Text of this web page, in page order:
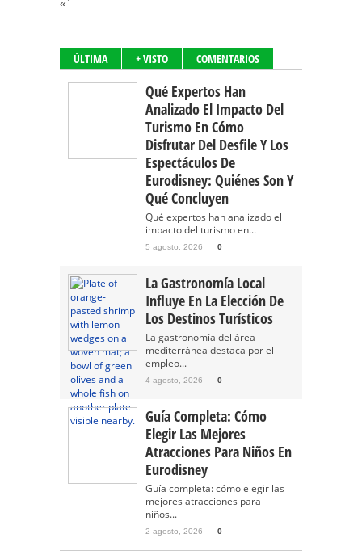
«`
ÚLTIMA + VISTO COMENTARIOS
Qué Expertos Han
Analizado El Impacto Del
Turismo En Cómo
Disfrutar Del Desfile Y Los
Espectáculos De
Eurodisney: Quiénes Son Y
Qué Concluyen
Qué expertos han analizado el
impacto del turismo en...
5 agosto, 2026 0
La Gastronomía Local
Influye En La Elección De
Los Destinos Turísticos
La gastronomía del área
mediterránea destaca por el
empleo...
4 agosto, 2026 0
Guía Completa: Cómo
Elegir Las Mejores
Atracciones Para Niños En
Eurodisney
Guía completa: cómo elegir las
mejores atracciones para
niños...
2 agosto, 2026 0